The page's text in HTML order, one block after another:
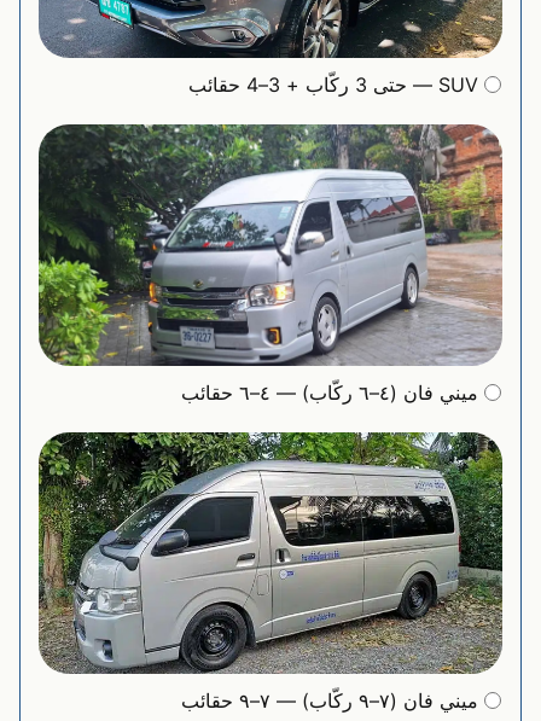
SUV — حتى 3 ركّاب + 3–4 حقائب
ميني فان (٤–٦ ركّاب) — ٤–٦ حقائب
ميني فان (٧–٩ ركّاب) — ٧–٩ حقائب